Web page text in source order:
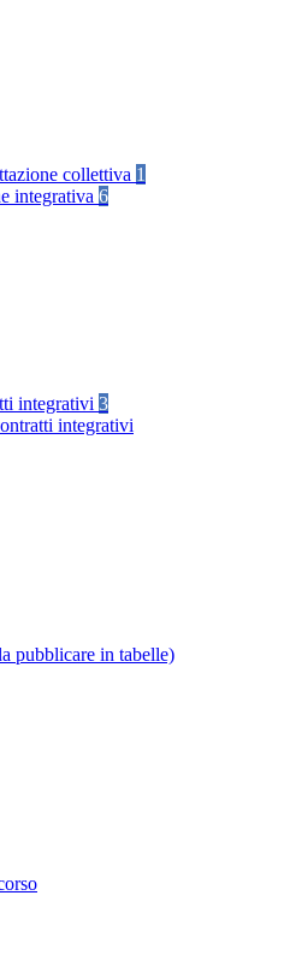
collettiva 1
integrativa 6
integrativi 3
integrativi
pubblicare in tabelle)